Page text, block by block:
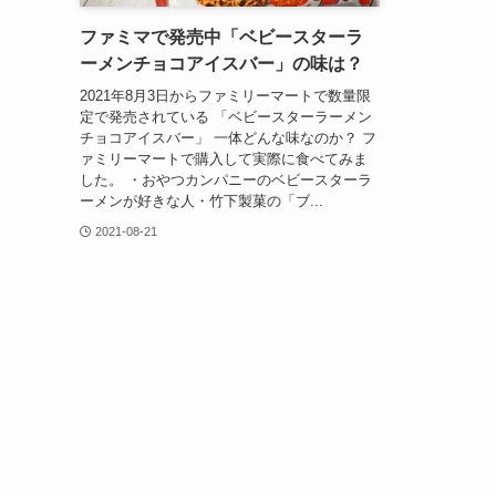
ファミマで発売中「ベビースターラ
ーメンチョコアイスバー」の味は？
2021年8月3日からファミリーマートで数量限
定で発売されている 「ベビースターラーメン
チョコアイスバー」 一体どんな味なのか？ フ
ァミリーマートで購入して実際に食べてみま
した。 ・おやつカンパニーのベビースターラ
ーメンが好きな人・竹下製菓の「ブ...
2021-08-21